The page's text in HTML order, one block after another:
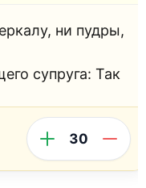
ни пудры,
супруга: Так
30